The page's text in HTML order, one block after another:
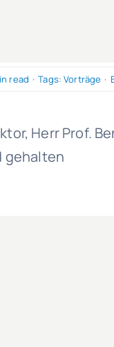
read · Tags:Vorträge ·
Herr Prof.
gehalten